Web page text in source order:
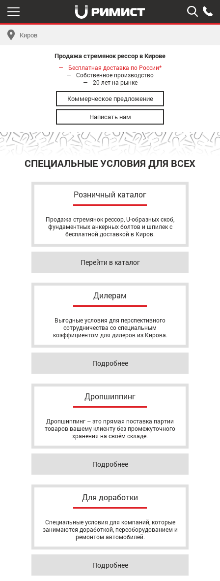
Киров
Продажа стремянок рессор в Кирове
Бесплатная доставка по России*
Собственное производство
20 лет на рынке
Коммерческое предложение
Написать нам
СПЕЦИАЛЬНЫЕ УСЛОВИЯ ДЛЯ ВСЕХ
Розничный каталог
Продажа стремянок рессор, U-образных скоб,
фундаментных анкерных болтов и шпилек с
бесплатной доставкой в Киров.
Перейти в каталог
Дилерам
Выгодные условия для перспективного
сотрудничества со специальным
коэффициентом для дилеров из Кирова.
Подробнее
Дропшиппинг
Дропшиппинг – это прямая поставка партии
товаров вашему клиенту без промежуточного
хранения на своём складе.
Подробнее
Для доработки
Специальные условия для компаний, которые
занимаются доработкой, переоборудованием и
ремонтом автомобилей.
Подробнее